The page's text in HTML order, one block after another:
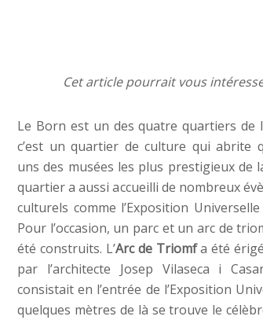
Cet article pourrait vous
Le Born est un des quatre quartiers de
c’est un quartier de culture qui abrite
uns des musées les plus prestigieux de
quartier a aussi accueilli de nombreux
culturels comme l’Exposition
Pour l’occasion, un parc et un arc de
été construits. L’Arc de Triomfa été
par l’architecte Josep Vilaseca i
consistait en l’entrée de l’Exposition
quelques mètres de là se trouve le